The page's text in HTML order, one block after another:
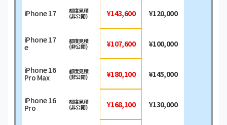
iPhone 17
iPhone 17
e
iPhone 16
Pro Max
iPhone 16
Pro
都度見積
(非公開)
都度見積
(非公開)
都度見積
(非公開)
都度見積
(非公開)
¥143,600
¥107,600
¥180,100
¥168,100
¥120,000
¥100,000
¥145,000
¥130,000